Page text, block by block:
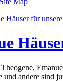
Site Map
und andere sind